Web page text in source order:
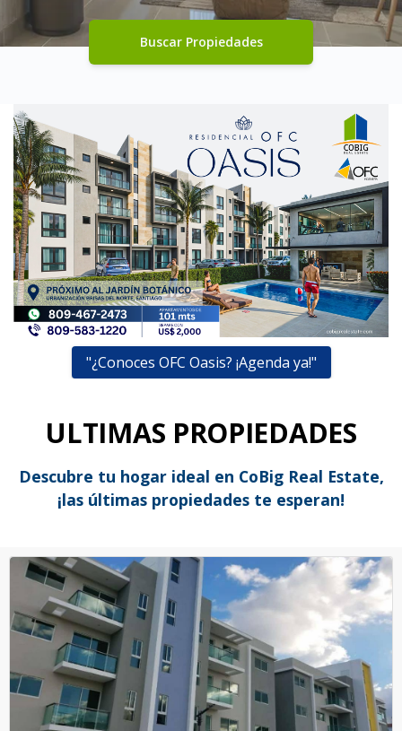
Buscar Propiedades
"¿Conoces OFC Oasis? ¡Agenda ya!"
ULTIMAS PROPIEDADES
Descubre tu hogar ideal en CoBig Real Estate,
¡las últimas propiedades te esperan!